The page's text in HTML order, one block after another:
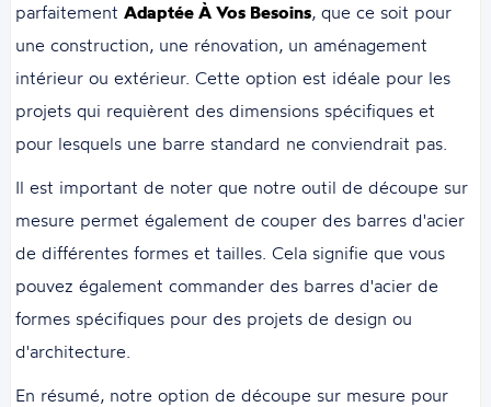
parfaitementAdaptée À Vos Besoins, que ce soit pour
une construction, une rénovation, un aménagement
intérieur ou extérieur. Cette option est idéale pour les
projets qui requièrent des dimensions spécifiques et
pour lesquels une barre standard ne conviendrait pas.
Il est important de noter que notre outil de découpe sur
mesure permet également de couper des barres d'acier
de différentes formes et tailles. Cela signifie que vous
pouvez également commander des barres d'acier de
formes spécifiques pour des projets de design ou
d'architecture.
En résumé, notre option de découpe sur mesure pour